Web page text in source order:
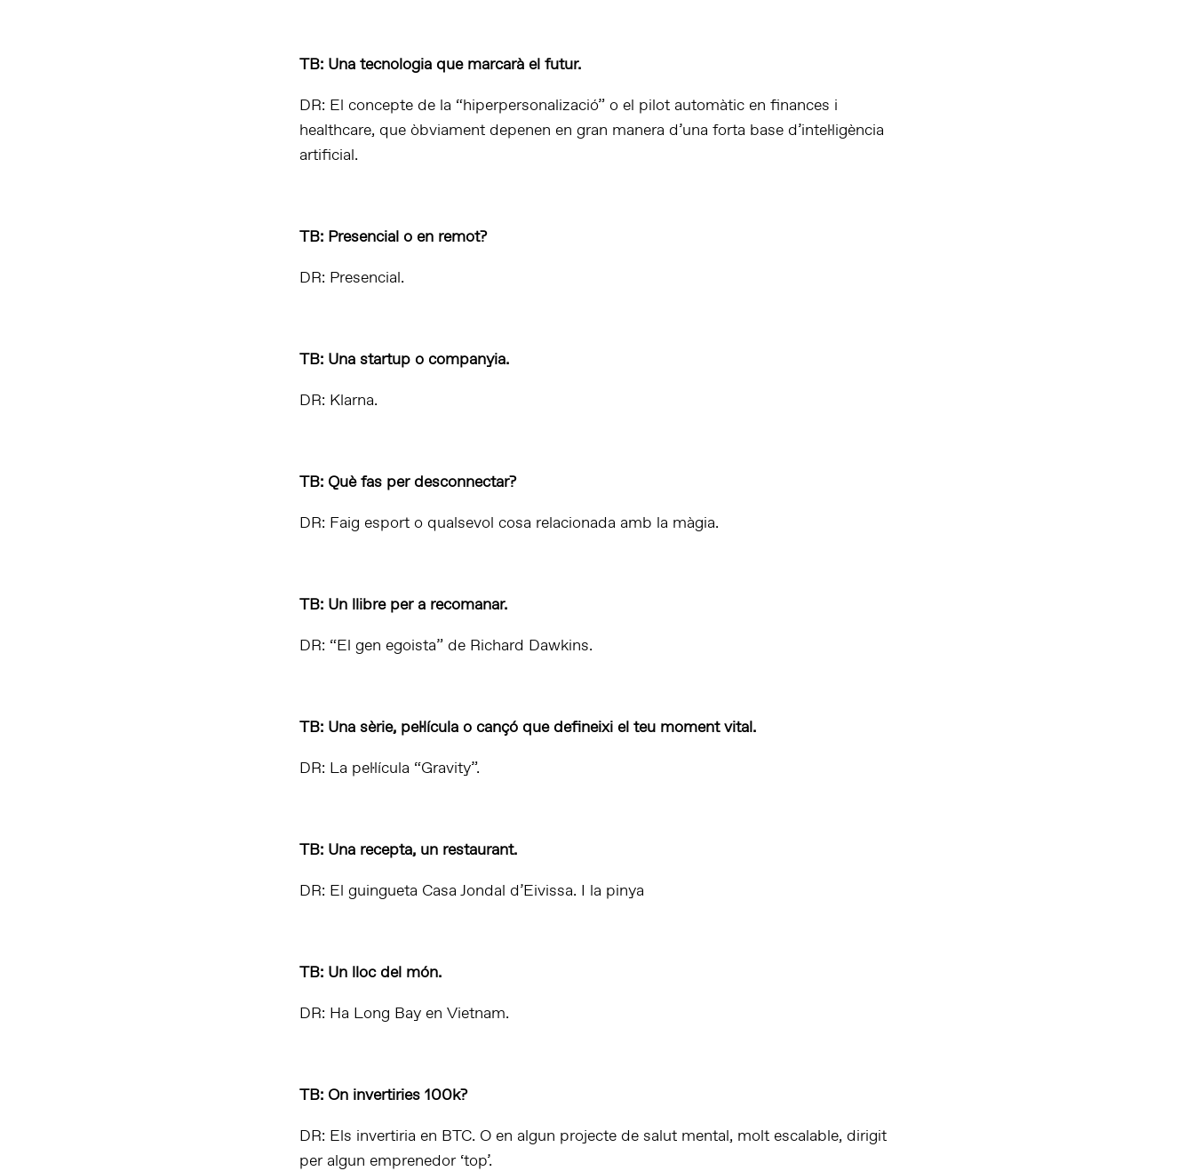
TB: Una tecnologia que marcarà el futur.
DR: El concepte de la “hiperpersonalizació” o el pilot automàtic en finances i
healthcare, que òbviament depenen en gran manera d’una forta base d’intel·ligència
artificial.
TB: Presencial o en remot?
DR: Presencial.
TB: Una startup o companyia.
DR: Klarna.
TB: Què fas per desconnectar?
DR: Faig esport o qualsevol cosa relacionada amb la màgia.
TB: Un llibre per a recomanar.
DR: “El gen egoista” de Richard Dawkins.
TB: Una sèrie, pel·lícula o cançó que defineixi el teu moment vital.
DR: La pel·lícula “Gravity”.
TB: Una recepta, un restaurant.
DR: El guingueta Casa Jondal d’Eivissa. I la pinya
TB: Un lloc del món.
DR: Ha Long Bay en Vietnam.
TB: On invertiries 100k?
DR: Els invertiria en BTC. O en algun projecte de salut mental, molt escalable, dirigit
per algun emprenedor ‘top’.